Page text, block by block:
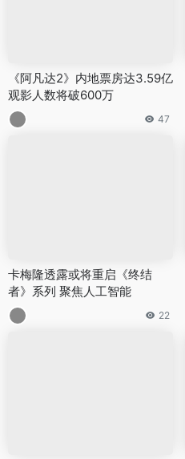
《阿凡达2》内地票房达3.59亿
观影人数将破600万
47
卡梅隆透露或将重启《终结
者》系列 聚焦人工智能
22